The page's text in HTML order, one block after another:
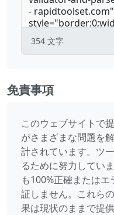
354 文字
免責事項
このウェブサイトで
がさまざまな問題を
計されています。ツ
るために努力してい
も100%正確または
証しません。これら
果は現状のままで提